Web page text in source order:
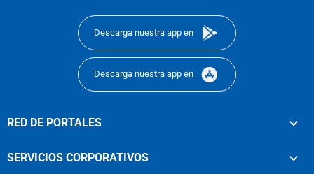
Descarga nuestra app en
Descarga nuestra app en
RED DE PORTALES
SERVICIOS CORPORATIVOS